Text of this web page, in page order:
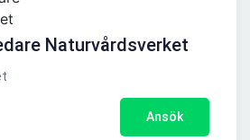
Naturvårdsverket
Ansök